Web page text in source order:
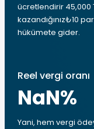
ücretlendirir 45,000
kazandığınız₺10
hükümete gider.
Reel vergi oranı
NaN%
Yani, hem vergi